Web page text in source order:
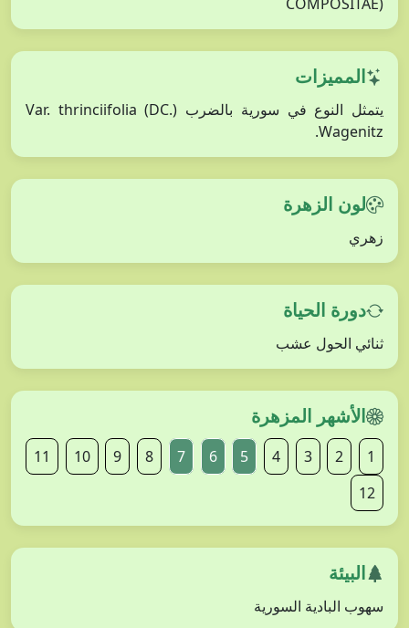
COMPOSITAE)
المميزات
يتمثل النوع في سورية بالضرب Var. thrinciifolia (DC.)
Wagenitz.
لون الزهرة
زهري
دورة الحياة
ثنائي الحول عشب
الأشهر المزهرة
1
2
3
4
5
6
7
8
9
10
11
12
البيئة
سهوب البادية السورية